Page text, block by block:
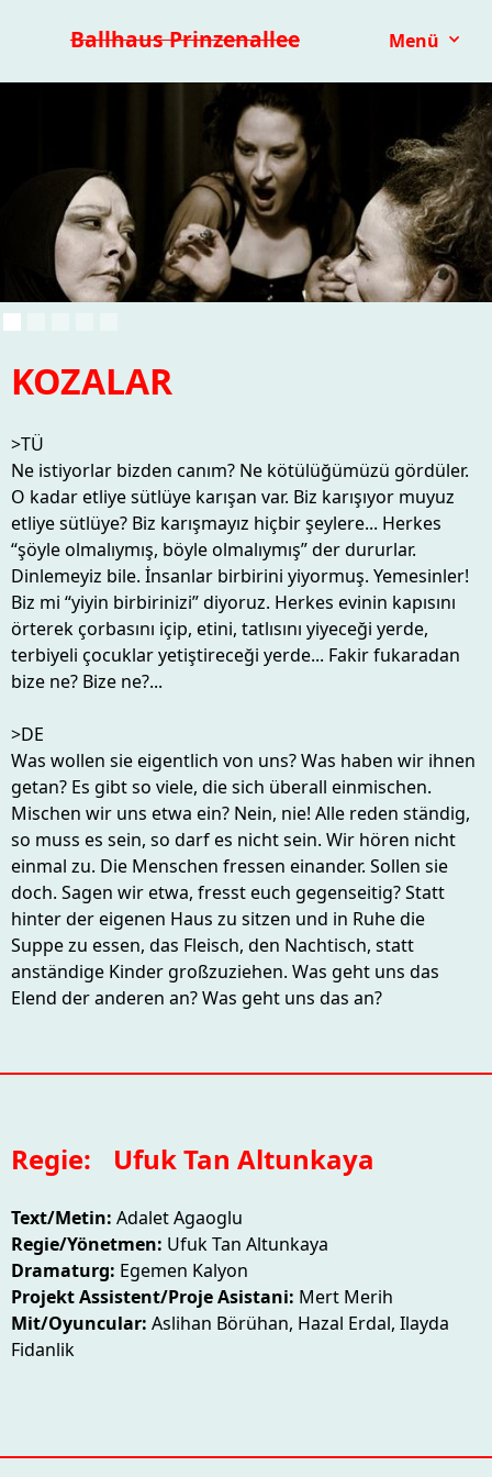
Ballhaus Prinzenallee Menü
Kinder- & Jugendtheater mit.mach.bühne
KOZALAR
>TÜ
Ne istiyorlar bizden canım? Ne kötülüğümüzü gördüler.
O kadar etliye sütlüye karışan var. Biz karışıyor muyuz
etliye sütlüye? Biz karışmayız hiçbir şeylere... Herkes
“şöyle olmalıymış, böyle olmalıymış” der dururlar.
Dinlemeyiz bile. İnsanlar birbirini yiyormuş. Yemesinler!
Biz mi “yiyin birbirinizi” diyoruz. Herkes evinin kapısını
örterek çorbasını içip, etini, tatlısını yiyeceği yerde,
terbiyeli çocuklar yetiştireceği yerde... Fakir fukaradan
bize ne? Bize ne?...
>DE
Was wollen sie eigentlich von uns? Was haben wir ihnen
getan? Es gibt so viele, die sich überall einmischen.
Mischen wir uns etwa ein? Nein, nie! Alle reden ständig,
so muss es sein, so darf es nicht sein. Wir hören nicht
einmal zu. Die Menschen fressen einander. Sollen sie
doch. Sagen wir etwa, fresst euch gegenseitig? Statt
hinter der eigenen Haus zu sitzen und in Ruhe die
Suppe zu essen, das Fleisch, den Nachtisch, statt
anständige Kinder großzuziehen. Was geht uns das
Elend der anderen an? Was geht uns das an?
Regie: Ufuk Tan Altunkaya
Text/Metin: Adalet Agaoglu
Regie/Yönetmen: Ufuk Tan Altunkaya
Dramaturg: Egemen Kalyon
Projekt Assistent/Proje Asistani: Mert Merih
Mit/Oyuncular: Aslihan Börühan, Hazal Erdal, Ilayda
Fidanlik